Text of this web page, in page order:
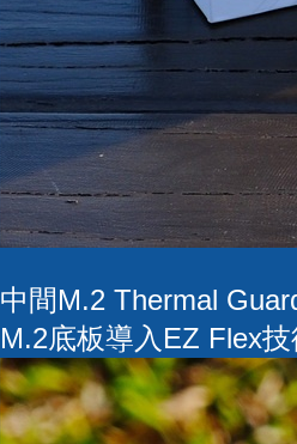
中間M.2 Thermal
M.2底板導入EZ Flex